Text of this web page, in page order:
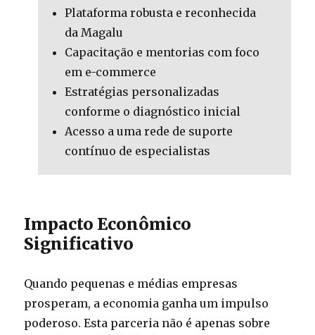
Plataforma robusta e reconhecida
da Magalu
Capacitação e mentorias com foco
em e-commerce
Estratégias personalizadas
conforme o diagnóstico inicial
Acesso a uma rede de suporte
contínuo de especialistas
Impacto Econômico
Significativo
Quando pequenas e médias empresas
prosperam, a economia ganha um impulso
poderoso. Esta parceria não é apenas sobre